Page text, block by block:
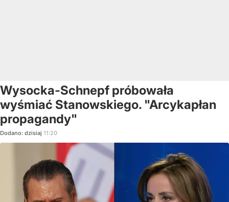
Wysocka-Schnepf próbowała
wyśmiać Stanowskiego. "Arcykapłan
propagandy"
Dodano: dzisiaj 11:20